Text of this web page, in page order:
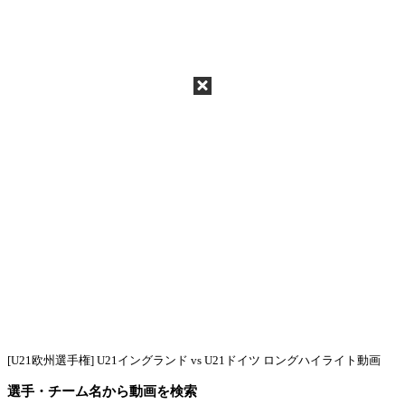
[U21欧州選手権] U21イングランド vs U21ドイツ ロングハイライト動画
選手・チーム名から動画を検索